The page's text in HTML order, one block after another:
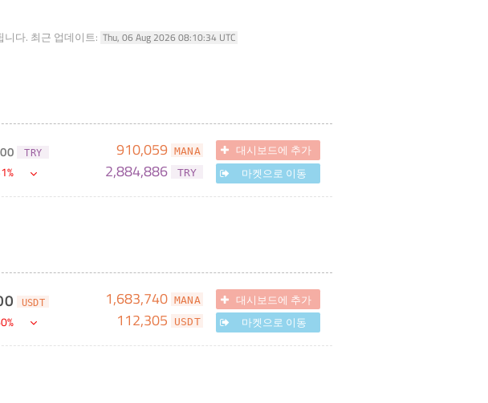
니다. 최근 업데이트: Thu, 06 Aug 2026 08:10:34 UTC
TRY
%
910,059 MANA
2,884,886 TRY
대시보드에 추가
마켓으로 이동
USDT
%
1,683,740 MANA
112,305 USDT
대시보드에 추가
마켓으로 이동